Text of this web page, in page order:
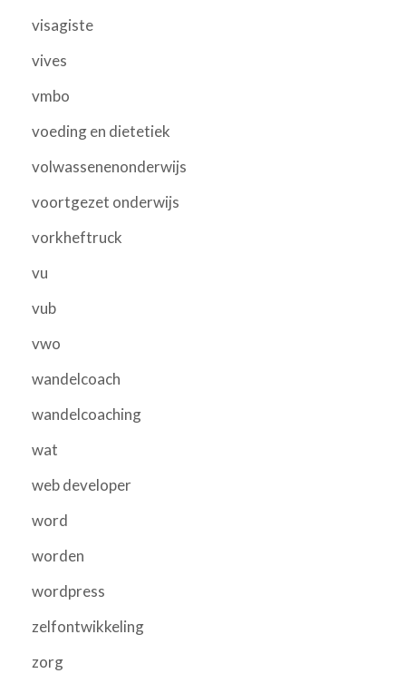
visagiste
vives
vmbo
voeding en dietetiek
volwassenenonderwijs
voortgezet onderwijs
vorkheftruck
vu
vub
vwo
wandelcoach
wandelcoaching
wat
web developer
word
worden
wordpress
zelfontwikkeling
zorg